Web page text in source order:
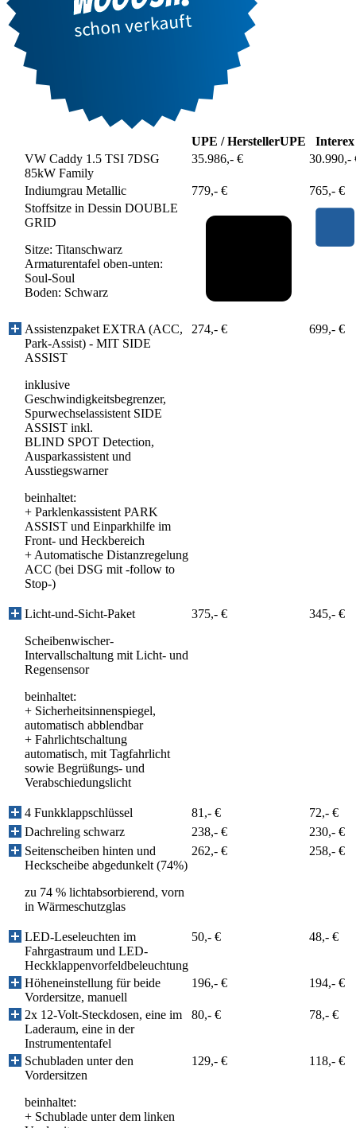
UPE / HerstellerUPE
Interex
VW Caddy 1.5 TSI 7DSG
85kW Family
35.986,- € 30.990,-
Indiumgrau Metallic 779,- €
765,- €
Stoffsitze in Dessin DOUBLE
GRID
Sitze: Titanschwarz
Armaturentafel oben-unten:
Soul-Soul
Boden: Schwarz
Assistenzpaket EXTRA (ACC,
Park-Assist) - MIT SIDE
ASSIST
inklusive
Geschwindigkeitsbegrenzer,
Spurwechselassistent SIDE
ASSIST inkl.
BLIND SPOT Detection,
Ausparkassistent und
Ausstiegswarner
beinhaltet:
+ Parklenkassistent PARK
ASSIST und Einparkhilfe im
Front- und Heckbereich
+ Automatische Distanzregelung
ACC (bei DSG mit -follow to
Stop-)
274,- € 699,- €
Licht-und-Sicht-Paket
Scheibenwischer-
Intervallschaltung mit Licht- und
Regensensor
beinhaltet:
+ Sicherheitsinnenspiegel,
automatisch abblendbar
+ Fahrlichtschaltung
automatisch, mit Tagfahrlicht
sowie Begrüßungs- und
Verabschiedungslicht
375,- € 345,- €
4 Funkklappschlüssel 81,- €
72,- €
Dachreling schwarz
238,- €
230,- €
Seitenscheiben hinten und
Heckscheibe abgedunkelt (74%)
zu 74 % lichtabsorbierend, vorn
in Wärmeschutzglas
262,- € 258,- €
LED-Leseleuchten im
Fahrgastraum und LED-
Heckklappenvorfeldbeleuchtung
50,- € 48,- €
Höheneinstellung für beide
Vordersitze, manuell
196,- € 194,- €
2x 12-Volt-Steckdosen, eine im
Laderaum, eine in der
Instrumententafel
80,- € 78,- €
Schubladen unter den
Vordersitzen
beinhaltet:
+ Schublade unter dem linken
129,- € 118,- €